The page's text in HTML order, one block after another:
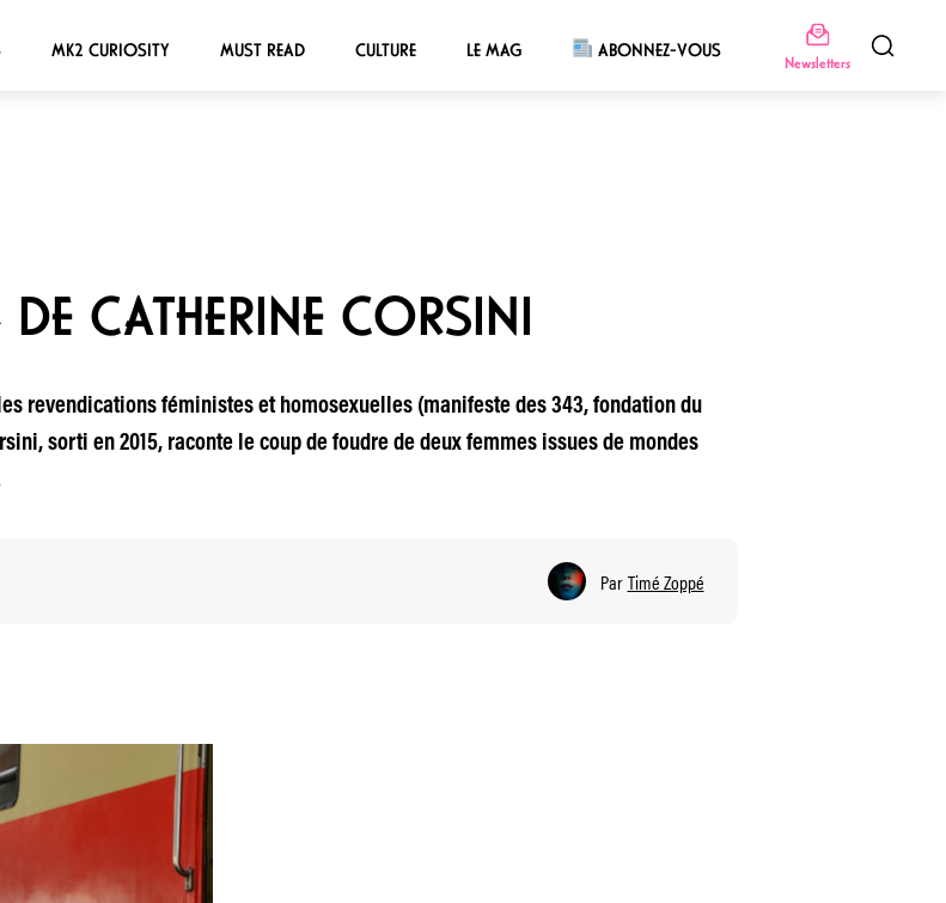
MK2 CURIOSITY MUST READ CULTURE LE MAG ABONNEZ-VOUS
Newsletters
CATHERINE CORSINI
revendications féministes et homosexuelles (manifeste des 343, fondation du
sorti en 2015, raconte le coup de foudre de deux femmes issues de mondes
Par Timé Zoppé